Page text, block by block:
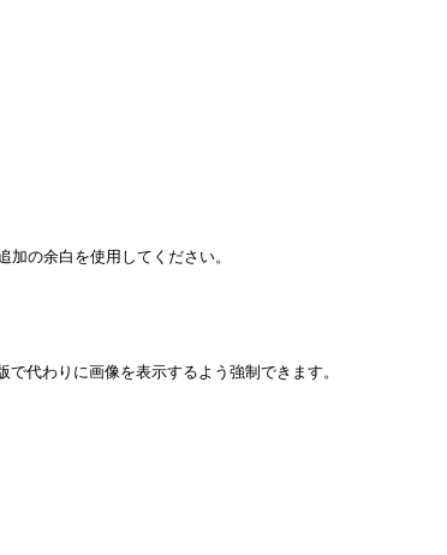
の余白を使用してください。
わりに画像を表示するよう強制できます。